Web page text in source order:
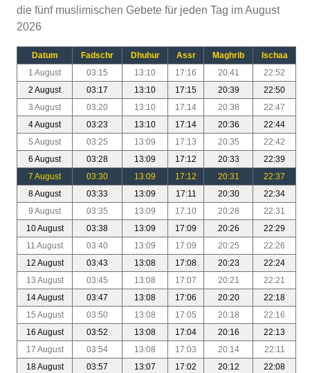
die fünf muslimischen Gebete für jeden Tag im August
2026
Datum Fadschr Dhuhur Assr Maghrib
Ischaa
1 August
03:15 13:10 17:16 20:41
22:52
2 August
03:17 13:10 17:15 20:39
22:50
3 August
03:20 13:10 17:14 20:38
22:47
4 August
03:23 13:10 17:14 20:36
22:44
5 August
03:25 13:09 17:13 20:35
22:42
6 August
03:28 13:09 17:12 20:33
22:39
7 August
03:30 13:09 17:12 20:31
22:37
8 August
03:33 13:09 17:11 20:30
22:34
9 August
03:35 13:09 17:10 20:28
22:31
10 August
03:38 13:09 17:09 20:26
22:29
11 August
03:40 13:09 17:09 20:25
22:26
12 August
03:43 13:08 17:08 20:23
22:24
13 August
03:45 13:08 17:07 20:21
22:21
14 August
03:47 13:08 17:06 20:20
22:18
15 August
03:50 13:08 17:05 20:18
22:16
16 August
03:52 13:08 17:04 20:16
22:13
17 August
03:54 13:08 17:03 20:14
22:11
18 August
03:57 13:07 17:02 20:12
22:08